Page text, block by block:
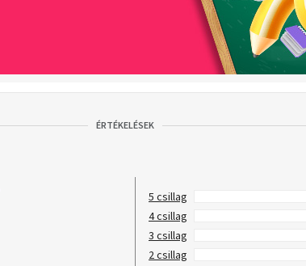
ÉRTÉKELÉSEK
5 csillag
4 csillag
3 csillag
2 csillag